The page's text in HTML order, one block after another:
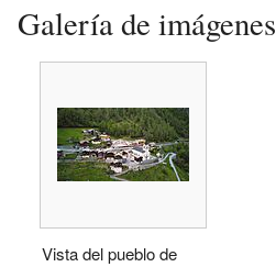
Galería de imágenes
Vista del pueblo de